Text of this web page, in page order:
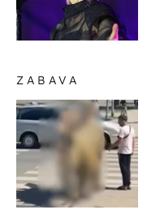
ZABAVA